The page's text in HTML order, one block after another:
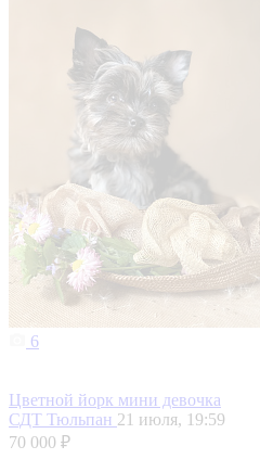
6
Цветной йорк мини девочка
СДТ Тюльпан 21 июля, 19:59
70 000 ₽